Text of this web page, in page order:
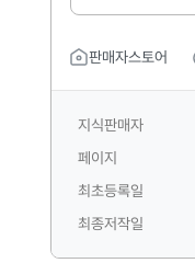
판매자스토어
지식판매자
페이지
최초등록일
최종저작일